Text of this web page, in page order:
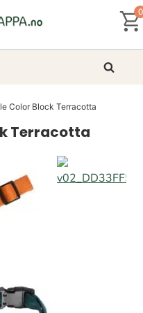
0
Søk
Color Block Terracotta
Terracotta